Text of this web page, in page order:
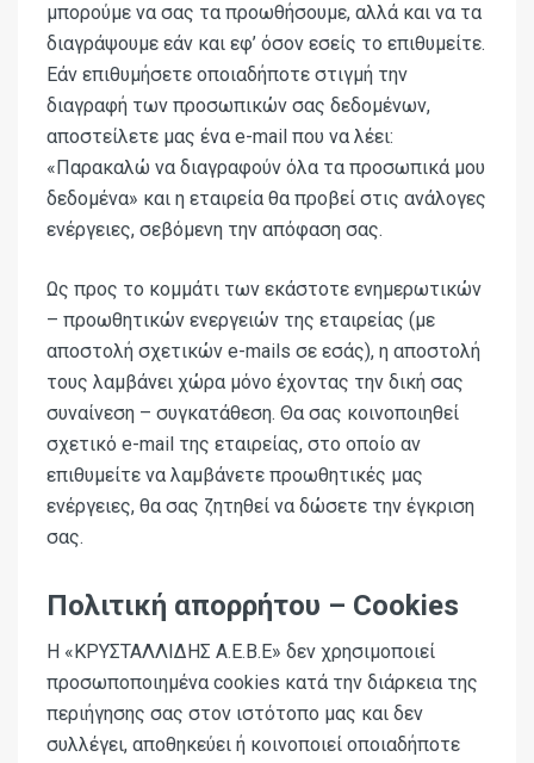
μπορούμε να σας τα προωθήσουμε, αλλά και να τα
διαγράψουμε εάν και εφ’ όσον εσείς το επιθυμείτε.
Εάν επιθυμήσετε οποιαδήποτε στιγμή την
διαγραφή των προσωπικών σας δεδομένων,
αποστείλετε μας ένα e-mail που να λέει:
«Παρακαλώ να διαγραφούν όλα τα προσωπικά μου
δεδομένα» και η εταιρεία θα προβεί στις ανάλογες
ενέργειες, σεβόμενη την απόφαση σας.
Ως προς το κομμάτι των εκάστοτε ενημερωτικών
– προωθητικών ενεργειών της εταιρείας (με
αποστολή σχετικών e-mails σε εσάς), η αποστολή
τους λαμβάνει χώρα μόνο έχοντας την δική σας
συναίνεση – συγκατάθεση. Θα σας κοινοποιηθεί
σχετικό e-mail της εταιρείας, στο οποίο αν
επιθυμείτε να λαμβάνετε προωθητικές μας
ενέργειες, θα σας ζητηθεί να δώσετε την έγκριση
σας.
Πολιτική απορρήτου – Cookies
H «ΚΡΥΣΤΑΛΛΙΔΗΣ Α.Ε.Β.Ε» δεν χρησιμοποιεί
προσωποποιημένα cookies κατά την διάρκεια της
περιήγησης σας στον ιστότοπο μας και δεν
συλλέγει, αποθηκεύει ή κοινοποιεί οποιαδήποτε